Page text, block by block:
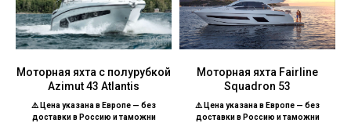
Моторная яхта с полурубкой
Azimut 43 Atlantis
⚠️ Цена указана в Европе — без
доставки в Россию и таможни
Моторная яхта Fairline
Squadron 53
⚠️ Цена указана в Европе — без
доставки в Россию и таможни